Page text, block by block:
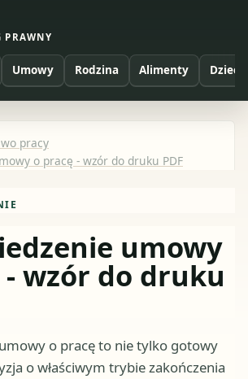
PRAWNY
Umowy Rodzina Alimenty Dzieci
pracy
o pracę - wzór do druku PDF
umowy
wzór do druku
o pracę to nie tylko gotowy
o właściwym trybie zakończenia